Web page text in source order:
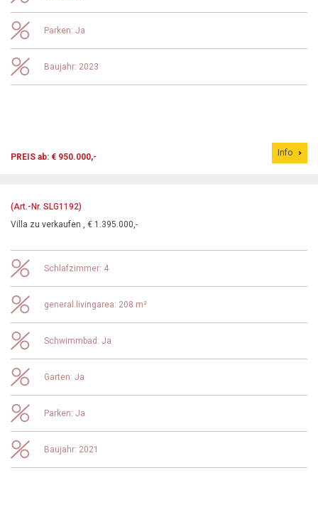
Parken: Ja
Baujahr: 2023
PREIS ab: € 950.000,- Info
(Art.-Nr. SLG1192)
Villa zu verkaufen , € 1.395.000,-
Schlafzimmer: 4
general.livingarea: 208 m²
Schwimmbad: Ja
Garten: Ja
Parken: Ja
Baujahr: 2021